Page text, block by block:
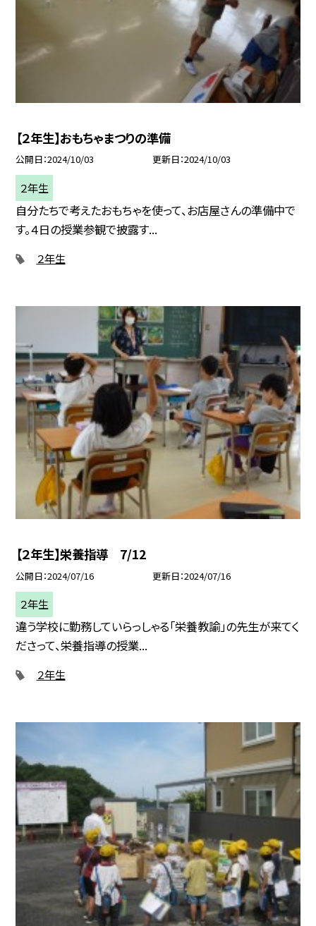
【２年生】おもちゃまつりの準備
公開日 2024/10/03 更新日 2024/10/03
２年生
自分たちで考えたおもちゃを使って、お店屋さんの準備中で
す。４日の授業参観で披露す...
２年生
【２年生】栄養指導 7/12
公開日 2024/07/16 更新日 2024/07/16
２年生
違う学校に勤務していらっしゃる「栄養教諭」の先生が来てく
ださって、栄養指導の授業...
２年生